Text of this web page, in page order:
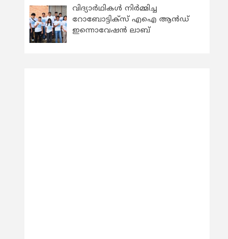
വിദ്യാര്‍ഥികള്‍ നിര്‍മ്മിച്ച
റോബോട്ടിക്സ് എഐ ആന്‍ഡ്
ഇന്നൊവേഷന്‍ ലാബ്